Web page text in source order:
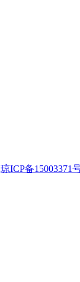
琼ICP备15003371